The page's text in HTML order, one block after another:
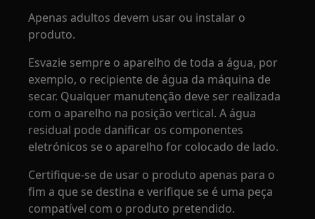
Apenas adultos devem usar ou instalar o
produto.
Esvazie sempre o aparelho de toda a água, por
exemplo, o recipiente de água da máquina de
secar. Qualquer manutenção deve ser realizada
com o aparelho na posição vertical. A água
residual pode danificar os componentes
eletrónicos se o aparelho for colocado de lado.
Certifique-se de usar o produto apenas para o
fim a que se destina e verifique se é uma peça
compatível com o produto pretendido.